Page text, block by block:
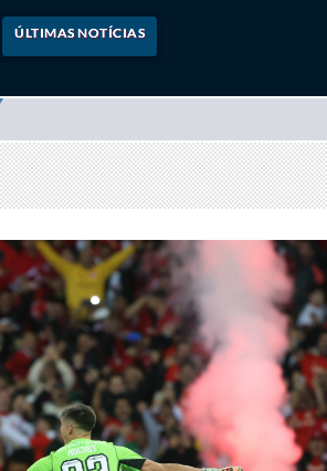
ÚLTIMAS NOTÍCIAS